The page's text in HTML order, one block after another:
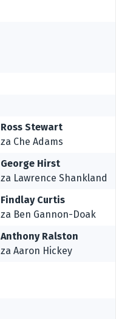
Ross Stewart
za Che Adams
George Hirst
za Lawrence Shankland
Findlay Curtis
za Ben Gannon-Doak
Anthony Ralston
za Aaron Hickey